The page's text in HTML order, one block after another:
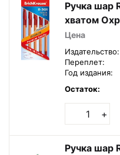
Ручка шар R-301 с резиновым
хватом
красный в
Цена
Издательство:
Переплет:
Год издания:
Остаток:
+
Ручка шар R-301 Охра 0.7 цвет